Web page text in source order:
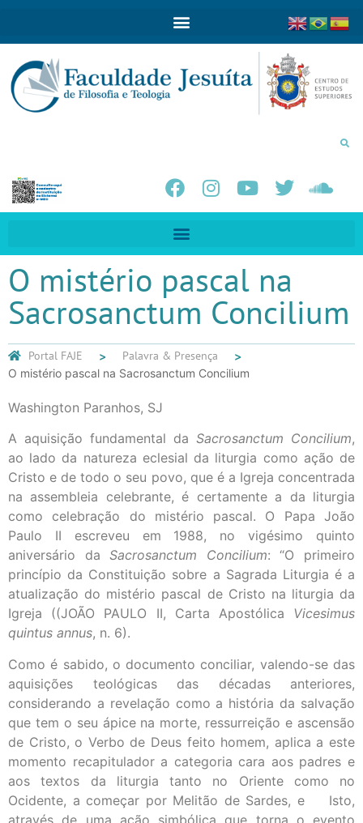
O mistério pascal na
Sacrosanctum Concilium
Portal FAJE Palavra & Presença
O mistério pascal na Sacrosanctum Concilium
Washington Paranhos, SJ
A aquisição fundamental da Sacrosanctum Concilium,
ao lado da natureza eclesial da liturgia como ação de
Cristo e de todo o seu povo, que é a Igreja concentrada
na assembleia celebrante, é certamente a da liturgia
como celebração do mistério pascal. O Papa João
Paulo II escreveu em 1988, no vigésimo quinto
aniversário daSacrosanctum Concilium: “O primeiro
princípio da Constituição sobre a Sagrada Liturgia é a
atualização do mistério pascal de Cristo na liturgia da
Igreja ((JOÃO PAULO II, Carta Apostólica Vicesimus
quintus annus, n. 6).
Como é sabido, o documento conciliar, valendo-se das
aquisições teológicas das décadas anteriores,
considerando a revelação como a história da salvação
que tem o seu ápice na morte, ressurreição e ascensão
de Cristo, o Verbo de Deus feito homem, aplica a este
momento recapitulador a categoria cara aos padres e
aos textos da liturgia tanto no Oriente como no
Ocidente, a começar por Melitão de Sardes, e Isto,
através de uma ação simbólica que torna o evento